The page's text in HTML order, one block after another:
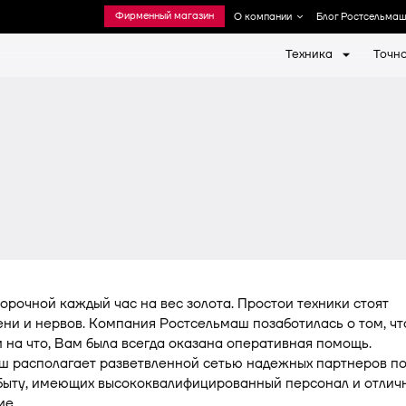
Фирменный магазин О компании Блог Ростсельмаш
Техника
каждый час на вес золота. Простои техники стоят
и нервов. Компания Ростсельмаш позаботилась о том,
на что, Вам была всегда оказана оперативная помощь.
располагает разветвленной сетью надежных партнеров по
имеющих высококвалифицированный персонал и